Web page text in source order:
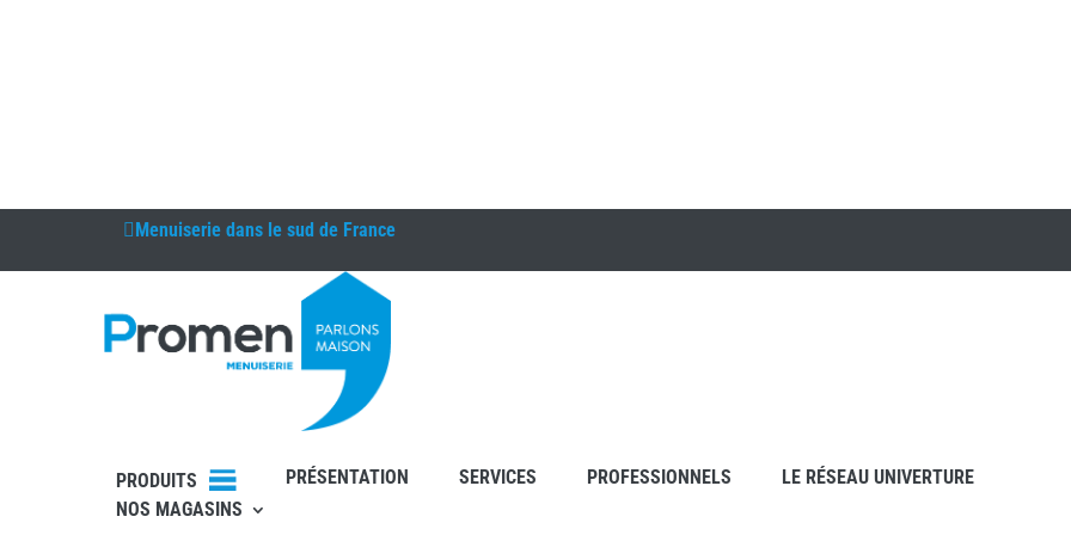
Menuiserie dans le sud de France
PRODUITS PRÉSENTATION SERVICES PROFESSIONNELS
LE RÉSEAU UNIVERTURE
NOS MAGASINS